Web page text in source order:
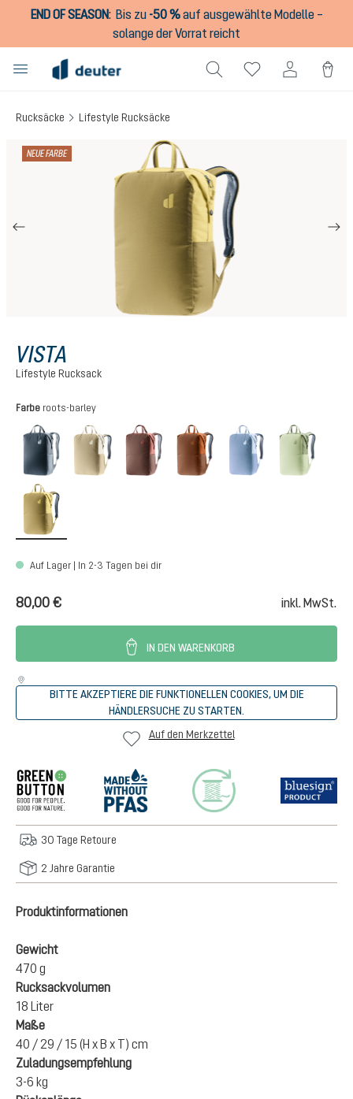
springen
END OF SEASON: Bis zu -50 %auf ausgewählte Modelle –
solange der Vorrat reicht
Rucksäcke Lifestyle Rucksäcke
NEUE FARBE
VISTA
Lifestyle Rucksack
Farbeauswählen
roots-barley
black desert-boneraisin-caspiamocha-pecanbluejay-polar
roots-barley
Auf Lager | In 2-3 Tagen bei dir
80,00 € inkl. MwSt.
IN DEN WARENKORB
BITTE AKZEPTIERE DIE FUNKTIONELLEN COOKIES, UM DIE
HÄNDLERSUCHE ZU STARTEN.
Auf den Merkzettel
30 Tage Retoure
2 Jahre Garantie
Produktinformationen
Gewicht
470 g
Rucksackvolumen
18 Liter
Maße
40 / 29 / 15 (H x B x T) cm
Zuladungsempfehlung
3-6 kg